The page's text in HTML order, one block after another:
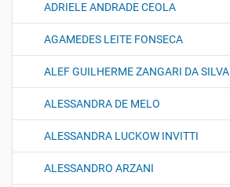
ADRIELE ANDRADE CEOLA
AGAMEDES LEITE FONSECA
ALEF GUILHERME ZANGARI DA SILVA
ALESSANDRA DE MELO
ALESSANDRA LUCKOW INVITTI
ALESSANDRO ARZANI